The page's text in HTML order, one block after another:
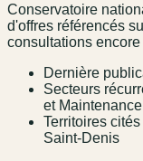
Conservatoire
d'offres référencés
consultations encore
Dernière
Secteurs
et Maintenance
Territoires
Saint-Denis